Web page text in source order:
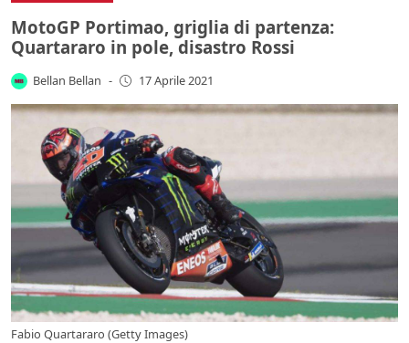
MotoGP Portimao, griglia di partenza:
Quartararo in pole, disastro Rossi
Bellan Bellan - 17 Aprile 2021
Fabio Quartararo (Getty Images)